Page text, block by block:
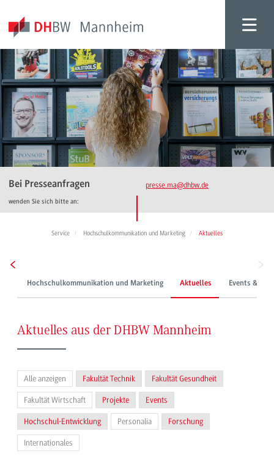
Bei Presseanfragen
wenden Sie sich bitte an:
presse.ma@dhbw.de
Service Hochschulkommunikation und Marketing Aktuelles
Hochschulkommunikation und Marketing Aktuelles Events &
Aktuelles aus der DHBW Mannheim
Alle anzeigen Fakultät Technik Fakultät Gesundheit
Fakultät Wirtschaft Projekte Events
Hochschul-Entwicklung Personalia Forschung
Internationales